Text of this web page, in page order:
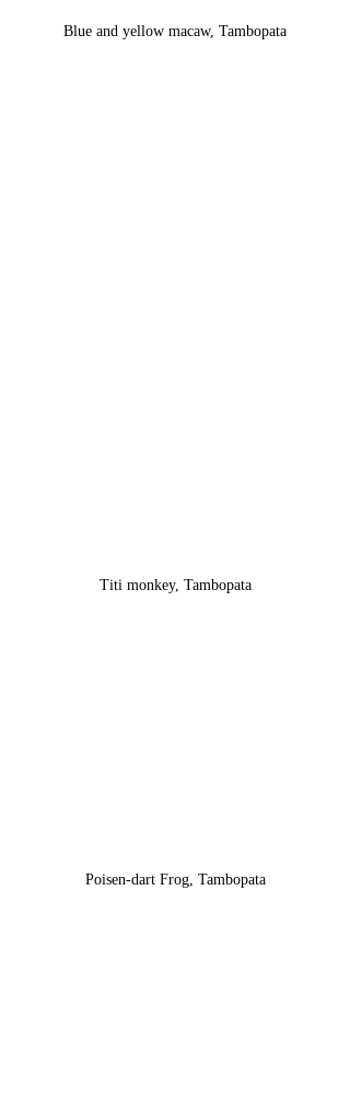
Blue and yellow macaw, Tambopata
Titi monkey, Tambopata
Poisen-dart Frog, Tambopata